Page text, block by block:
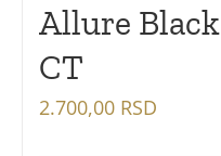
Allure Black
CT
2.700,00 RSD